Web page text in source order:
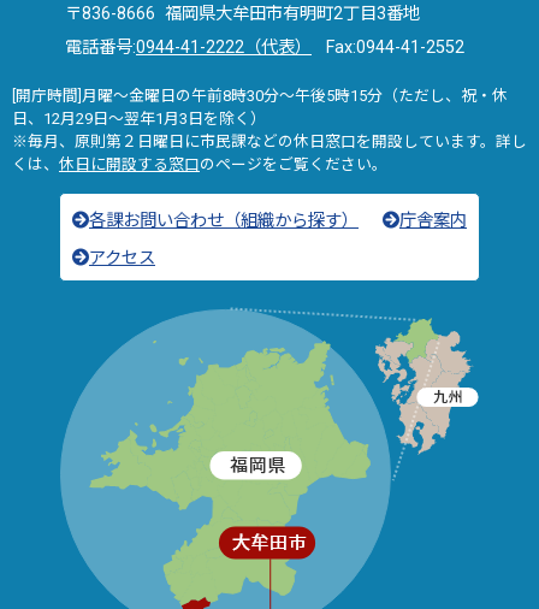
〒836-8666 福岡県大牟田市有明町2丁目3番地
電話番号:0944-41-2222（代表） Fax:0944-41-2552
[開庁時間]月曜～金曜日の午前8時30分～午後5時15分（ただし、祝・休
日、12月29日～翌年1月3日を除く）
※毎月、原則第２日曜日に市民課などの休日窓口を開設しています。詳し
くは、 休日に開設する窓口のページをご覧ください。
各課お問い合わせ（組織から探す）
庁舎案内
アクセス